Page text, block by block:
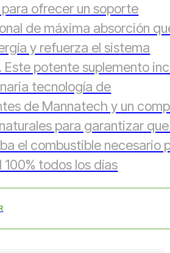
ofrecer un soporte
de máxima absorción
y refuerza el sistema
Este potente suplemento
tecnología de
de Mannatech y un
para garantizar
el combustible necesario
100% todos los días